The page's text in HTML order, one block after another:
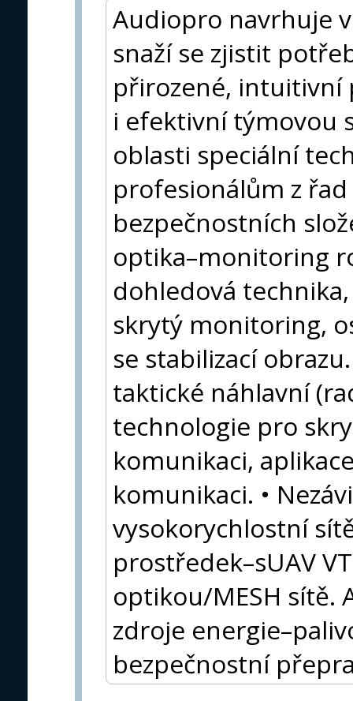
Audiopro navrhuje
snaží se zjistit
přirozené, intuitivní
i efektivní týmovou
oblasti speciální
profesionálům z
bezpečnostních
optika–monitoring
dohledová
skrytý monitoring,
se stabilizací
taktické náhlavní
technologie pro
komunikaci,
komunikaci. •
vysokorychlostní
prostředek–sUAV
optikou/MESH sítě.
zdroje
bezpečnostní